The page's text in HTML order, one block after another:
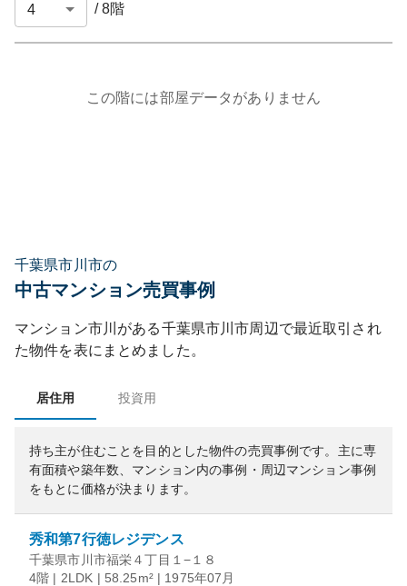
/8階
この階には部屋データがありません
千葉県市川市の
中古マンション売買事例
マンション市川 がある千葉県市川市周辺で最近取引され
た物件を表にまとめました。
居住用 投資用
持ち主が住むことを目的とした物件の売買事例です。 主に専
有面積や築年数、マンション内の事例・周辺マンション事例
をもとに価格が決まります。
秀和第7行徳レジデンス
千葉県市川市福栄４丁目１−１８
4階 | 2LDK | 58.25m² | 1975年07月